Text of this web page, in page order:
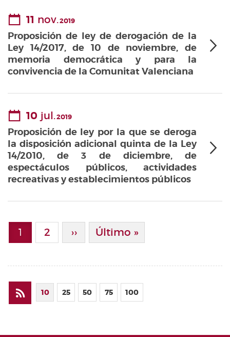
11 nov.2019
Proposición de ley de derogación de la
Ley 14/2017, de 10 de noviembre, de
memoria democrática y para la
convivencia de la Comunitat Valenciana
10 jul.2019
Proposición de ley por la que se deroga
la disposición adicional quinta de la Ley
14/2010, de 3 de diciembre, de
espectáculos públicos, actividades
recreativas y establecimientos públicos
Página actual
1 Page
2 Siguiente Página
›› Última Página
Último »
10 25 50 75 100